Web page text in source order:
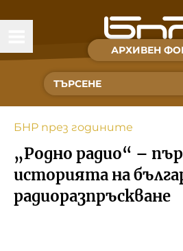
АРХИВЕН
Времена и хора
Култура
Музика
Спорт
За Нас
БНР през годините
„Родно радио“ –
историята на
радиоразпръскване